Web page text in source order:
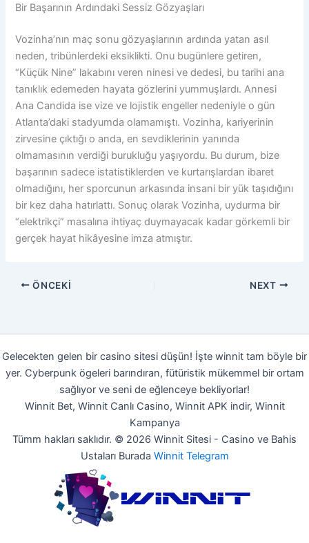
Bir Başarının Ardındaki Sessiz Gözyaşları
Vozinha’nın maç sonu gözyaşlarının ardında yatan asıl
neden, tribünlerdeki eksiklikti. Onu bugünlere getiren,
“Küçük Nine” lakabını veren ninesi ve dedesi, bu tarihi ana
tanıklık edemeden hayata gözlerini yummuşlardı. Annesi
Ana Candida ise vize ve lojistik engeller nedeniyle o gün
Atlanta’daki stadyumda olamamıştı. Vozinha, kariyerinin
zirvesine çıktığı o anda, en sevdiklerinin yanında
olmamasının verdiği burukluğu yaşıyordu. Bu durum, bize
başarının sadece istatistiklerden ve kurtarışlardan ibaret
olmadığını, her sporcunun arkasında insani bir yük taşıdığını
bir kez daha hatırlattı. Sonuç olarak Vozinha, uydurma bir
“elektrikçi” masalına ihtiyaç duymayacak kadar görkemli bir
gerçek hayat hikâyesine imza atmıştır.
ÖNCEKI NEXT
Gelecekten gelen bir casino sitesi düşün! İşte winnit tam böyle bir
yer. Cyberpunk ögeleri barındıran, fütüristik mükemmel bir ortam
sağlıyor ve seni de eğlenceye bekliyorlar!
Winnit Bet, Winnit Canlı Casino, Winnit APK indir, Winnit
Kampanya
Tümm hakları saklıdır. © 2026 Winnit Sitesi - Casino ve Bahis
Ustaları Burada Winnit Telegram